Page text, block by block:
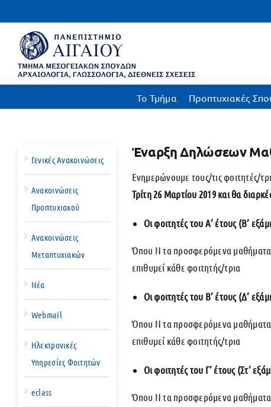
στο
περιεχόμενο
To Τμήμα Προπτυχιακές
Έναρξη Δηλώσεων
Ενημερώνουμε τους/τις φοιτητές/
Τρίτη 26 Μαρτίου 2019 και θα
Οι φοιτητές του Α’ έτους (Β’
Όπου Ν τα προσφερόμενα μαθήματα
επιθυμεί κάθε φοιτητής/τρια
Οι φοιτητές του Β’ έτους (Δ’
Όπου Ν τα προσφερόμενα μαθήματα
επιθυμεί κάθε φοιτητής/τρια
Οι φοιτητές του Γ’ έτους (Στ’
Όπου Ν τα προσφερόμενα μαθήματα
Γενικές Ανακοινώσεις
Ανακοινώσεις
Προπτυχιακού
Ανακοινώσεις
Μεταπτυχιακών
Νέα
Webmail
Ηλεκτρονικές
Υπηρεσίες Φοιτητών
eclass